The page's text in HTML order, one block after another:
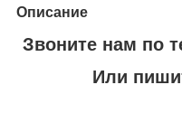
Описание
Звоните нам по
Или